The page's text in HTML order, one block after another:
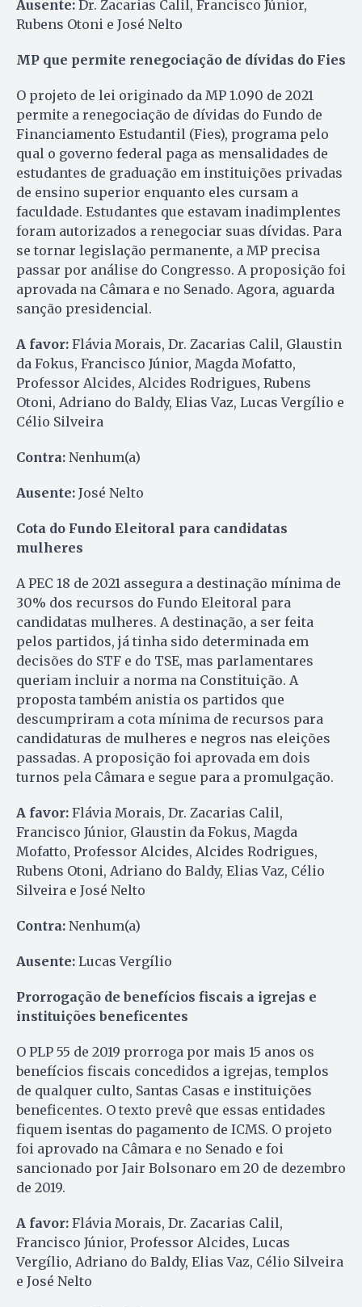
Ausente: Dr. Zacarias Calil, Francisco Júnior,
Rubens Otoni e José Nelto
MP que permite renegociação de dívidas do Fies
O projeto de lei originado da MP 1.090 de 2021
permite a renegociação de dívidas do Fundo de
Financiamento Estudantil (Fies), programa pelo
qual o governo federal paga as mensalidades de
estudantes de graduação em instituições privadas
de ensino superior enquanto eles cursam a
faculdade. Estudantes que estavam inadimplentes
foram autorizados a renegociar suas dívidas. Para
se tornar legislação permanente, a MP precisa
passar por análise do Congresso. A proposição foi
aprovada na Câmara e no Senado. Agora, aguarda
sanção presidencial.
A favor: Flávia Morais, Dr. Zacarias Calil, Glaustin
da Fokus, Francisco Júnior, Magda Mofatto,
Professor Alcides, Alcides Rodrigues, Rubens
Otoni, Adriano do Baldy, Elias Vaz, Lucas Vergílio e
Célio Silveira
Contra: Nenhum(a)
Ausente: José Nelto
Cota do Fundo Eleitoral para candidatas
mulheres
A PEC 18 de 2021 assegura a destinação mínima de
30% dos recursos do Fundo Eleitoral para
candidatas mulheres. A destinação, a ser feita
pelos partidos, já tinha sido determinada em
decisões do STF e do TSE, mas parlamentares
queriam incluir a norma na Constituição. A
proposta também anistia os partidos que
descumpriram a cota mínima de recursos para
candidaturas de mulheres e negros nas eleições
passadas. A proposição foi aprovada em dois
turnos pela Câmara e segue para a promulgação.
A favor: Flávia Morais, Dr. Zacarias Calil,
Francisco Júnior, Glaustin da Fokus, Magda
Mofatto, Professor Alcides, Alcides Rodrigues,
Rubens Otoni, Adriano do Baldy, Elias Vaz, Célio
Silveira e José Nelto
Contra: Nenhum(a)
Ausente: Lucas Vergílio
Prorrogação de benefícios fiscais a igrejas e
instituições beneficentes
O PLP 55 de 2019 prorroga por mais 15 anos os
benefícios fiscais concedidos a igrejas, templos
de qualquer culto, Santas Casas e instituições
beneficentes. O texto prevê que essas entidades
fiquem isentas do pagamento de ICMS. O projeto
foi aprovado na Câmara e no Senado e foi
sancionado por Jair Bolsonaro em 20 de dezembro
de 2019.
A favor: Flávia Morais, Dr. Zacarias Calil,
Francisco Júnior, Professor Alcides, Lucas
Vergílio, Adriano do Baldy, Elias Vaz, Célio Silveira
e José Nelto